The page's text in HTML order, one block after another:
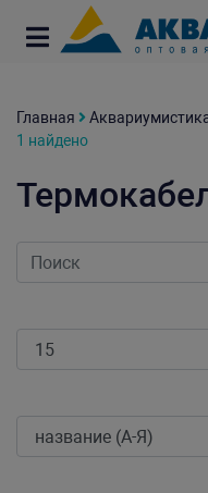
Главная
1 найдено